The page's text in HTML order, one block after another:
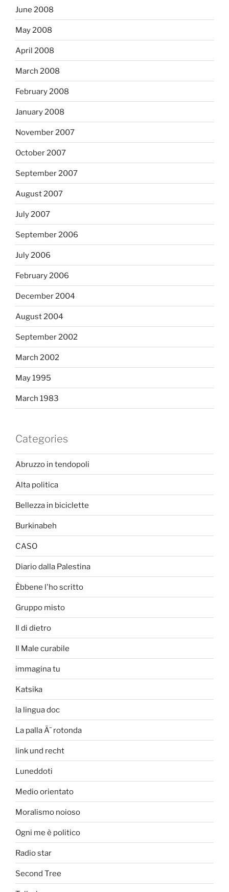
June 2008
May 2008
April 2008
March 2008
February 2008
January 2008
November 2007
October 2007
September 2007
August 2007
July 2007
September 2006
July 2006
February 2006
December 2004
August 2004
September 2002
March 2002
May 1995
March 1983
Categories
Abruzzo in tendopoli
Alta politica
Bellezza in biciclette
Burkinabeh
CASO
Diario dalla Palestina
Èbbene l'ho scritto
Gruppo misto
Il di dietro
Il Male curabile
immagina tu
Katsika
la lingua doc
La palla Ã¨ rotonda
link und recht
Luneddoti
Medio orientato
Moralismo noioso
Ogni me è politico
Radio star
Second Tree